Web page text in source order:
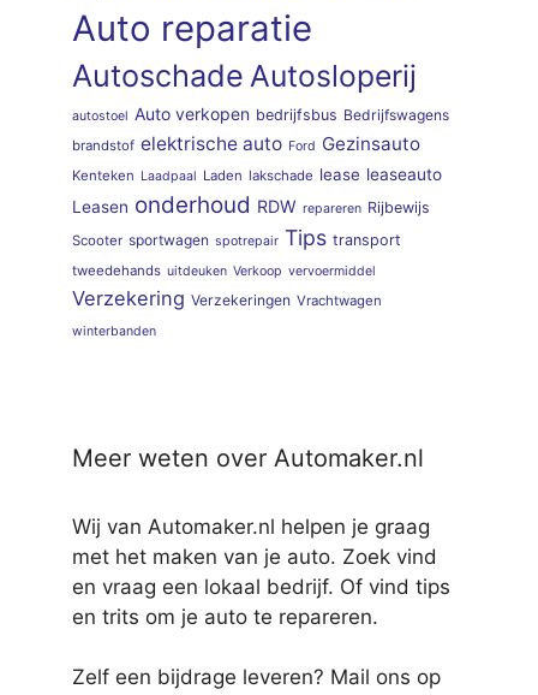
Auto reparatie
Autoschade Autosloperij
autostoel Auto verkopen bedrijfsbus Bedrijfswagens
brandstof elektrische auto Ford Gezinsauto
Kenteken Laadpaal Laden lakschade lease leaseauto
Leasen onderhoud RDW repareren Rijbewijs
Scooter sportwagen spotrepair Tips transport
tweedehands uitdeuken Verkoop vervoermiddel
Verzekering Verzekeringen Vrachtwagen
winterbanden
Meer weten over Automaker.nl
Wij van Automaker.nl helpen je graag
met het maken van je auto. Zoek vind
en vraag een lokaal bedrijf. Of vind tips
en trits om je auto te repareren.
Zelf een bijdrage leveren? Mail ons op